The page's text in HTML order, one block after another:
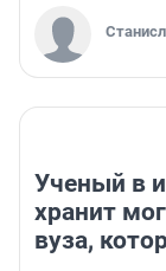
Ученый в
хранит
вуза,